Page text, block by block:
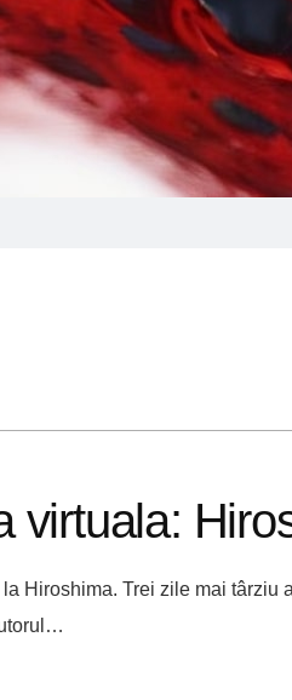
virtuala:
Hiroshima. Trei zile mai